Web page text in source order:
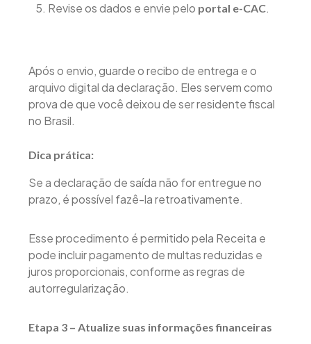
Revise os dados e envie pelo portal e-CAC.
Após o envio, guarde o recibo de entrega e o
arquivo digital da declaração. Eles servem como
prova de que você deixou de ser residente fiscal
no Brasil.
Dica prática:
Se a declaração de saída não for entregue no
prazo, é possível fazê-la retroativamente.
Esse procedimento é permitido pela Receita e
pode incluir pagamento de multas reduzidas e
juros proporcionais, conforme as regras de
autorregularização.
Etapa 3 – Atualize suas informações financeiras